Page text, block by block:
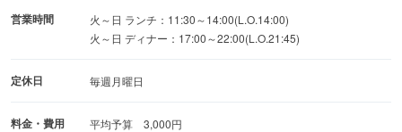
営業時間
火～日 ランチ：11:30～14:00(L.O.14:00)
火～日 ディナー：17:00～22:00(L.O.21:45)
定休日 毎週月曜日
料金・費用 平均予算 3,000円